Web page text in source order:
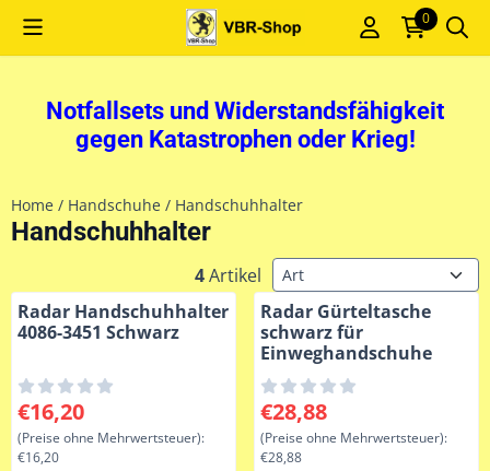
Cookie-Einstellungen sind derzeit geschlossen. 0
Notfallsets und Widerstandsfähigkeit
gegen Katastrophen oder Krieg!
Home / Handschuhe / Handschuhhalter
Handschuhhalter
4Artikel Sortiermethode
Radar Handschuhhalter
4086-3451 Schwarz
Preis: 16,20, ohne MwSt.: 16,20
€16,20
(Preise ohne Mehrwertsteuer):
€16,20
Radar Gürteltasche
schwarz für
Einweghandschuhe
Preis: 28,88, ohne MwSt.:
€28,88
(Preise ohne Mehrwertsteuer):
€28,88